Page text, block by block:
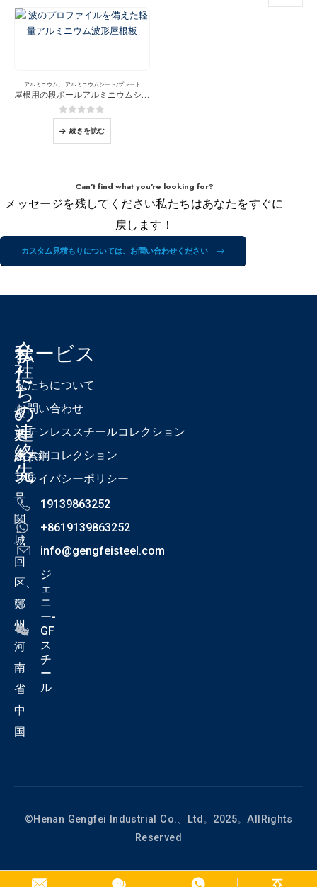
アルミニウム、 アルミニウムシート/プレート
屋根用の段ボールアルミニウムシート
05つのうち
続きを読む
Can't find what you're looking for?
メッセージを残してください私たちはあなたをすぐに
戻します！
カスタム見積もりについては、お問い合わせください
会
社
紫
東
路
186
号
関
城
回
区、
鄭
州、
河
南
省
中
国
私
た
ち
の
連
絡
先
19139863252
+8619139863252
info@gengfeisteel.com
ジ
ェ
ニ
ー-
GF
ス
チ
ー
ル
サービス
私たちについて
お問い合わせ
ステンレススチールコレクション
炭素鋼コレクション
プライバシーポリシー
©Henan Gengfei Industrial Co.、Ltd。2025。AllRights
Reserved